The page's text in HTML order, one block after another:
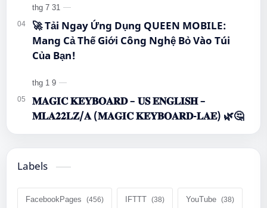
🚀 Tải Ngay Ứng Dụng QUEEN MOBILE:
Mang Cả Thế Giới Công Nghệ Bỏ Vào Túi
Của Bạn!
𝐌𝐀𝐆𝐈𝐂 𝐊𝐄𝐘𝐁𝐎𝐀𝐑𝐃 – 𝐔𝐒 𝐄𝐍𝐆𝐋𝐈𝐒𝐇 –
𝐌𝐋𝐀𝟐𝟐𝐋𝐙/𝐀 (𝐌𝐀𝐆𝐈𝐂 𝐊𝐄𝐘𝐁𝐎𝐀𝐑𝐃-𝐋𝐀𝐄) 🌿🤔
Labels
FacebookPages IFTTT YouTube